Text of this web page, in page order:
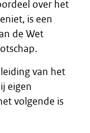
over het
is een
de Wet
van het
eigen
volgende is